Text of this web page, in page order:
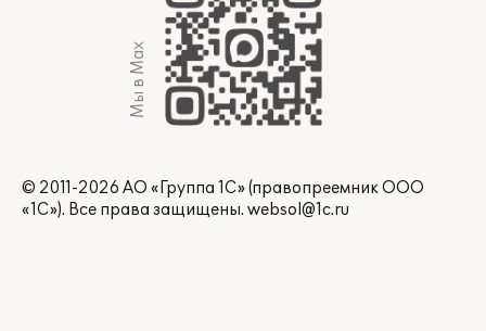
Мы в Max
© 2011-2026 АО «Группа 1С» (правопреемник ООО
«1С»). Все права защищены. websol@1c.ru